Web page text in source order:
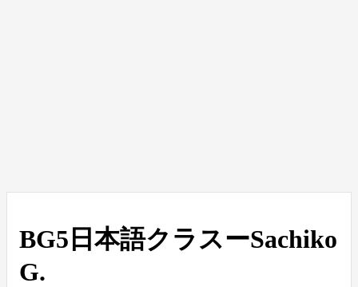
BG5日本語クラスーSachiko
G.